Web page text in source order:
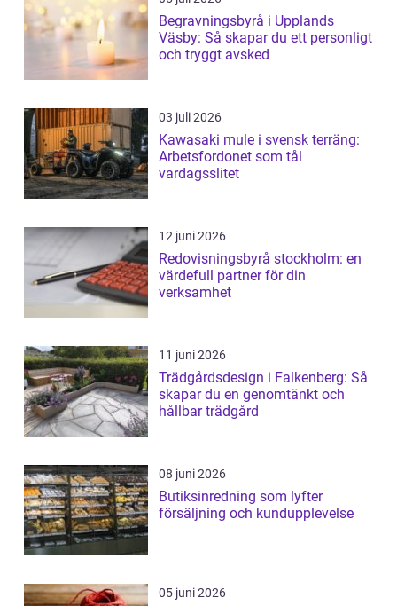
Begravningsbyrå i Upplands
Väsby: Så skapar du ett personligt
och tryggt avsked
03 juli 2026
Kawasaki mule i svensk terräng:
Arbetsfordonet som tål
vardagsslitet
12 juni 2026
Redovisningsbyrå stockholm: en
värdefull partner för din
verksamhet
11 juni 2026
Trädgårdsdesign i Falkenberg: Så
skapar du en genomtänkt och
hållbar trädgård
08 juni 2026
Butiksinredning som lyfter
försäljning och kundupplevelse
05 juni 2026